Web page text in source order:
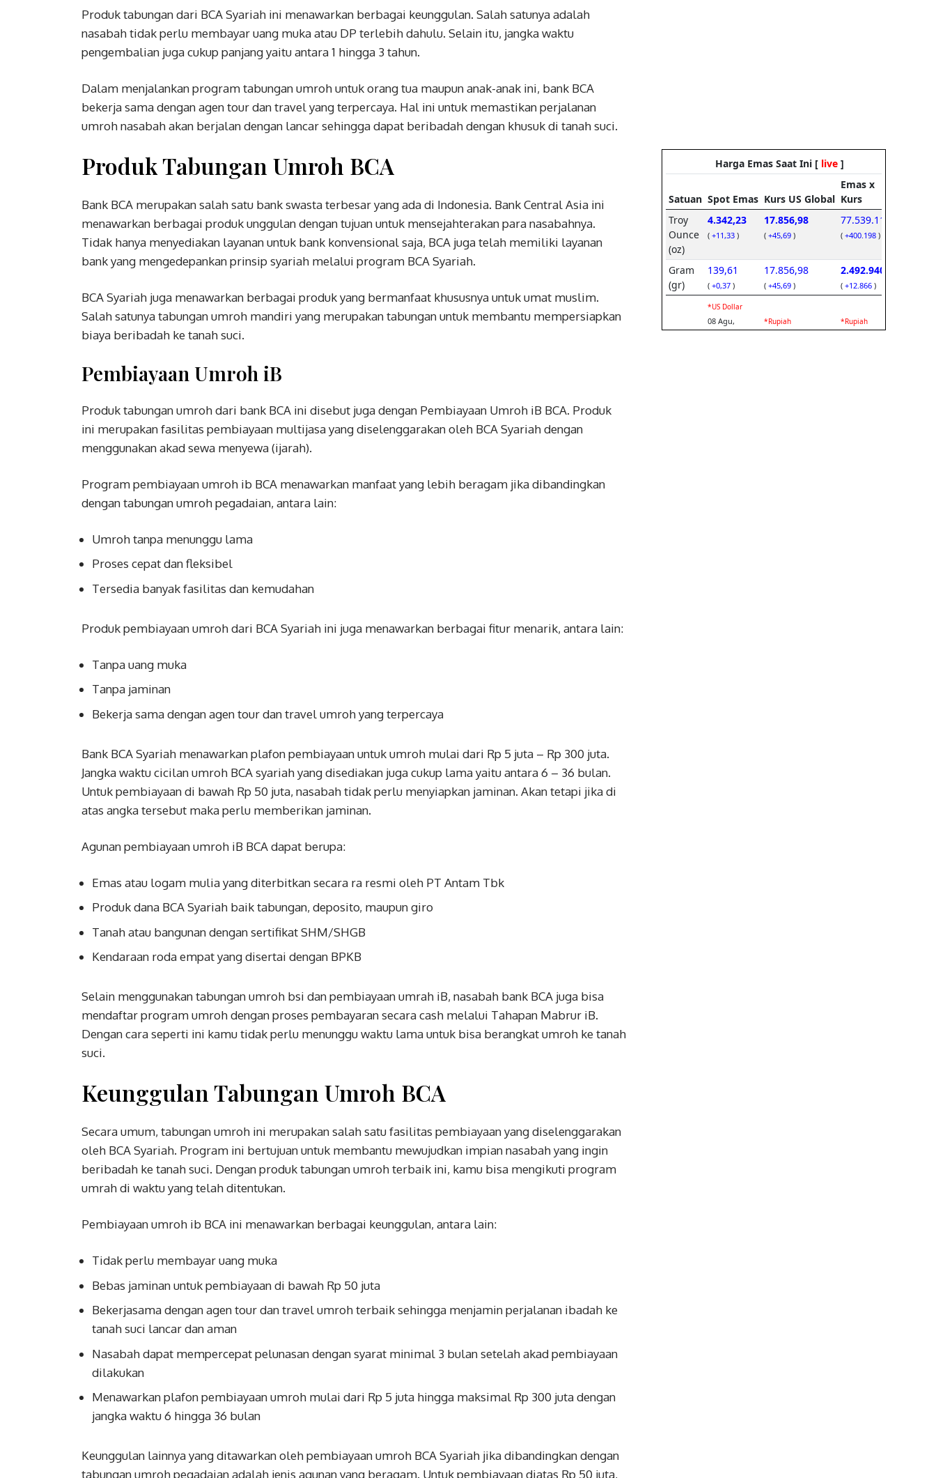
Produk tabungan dari BCA Syariah ini menawarkan berbagai keunggulan. Salah satunya adalah
nasabah tidak perlu membayar uang muka atau DP terlebih dahulu. Selain itu, jangka waktu
pengembalian juga cukup panjang yaitu antara 1 hingga 3 tahun.
Dalam menjalankan program tabungan umroh untuk orang tua maupun anak-anak ini, bank BCA
bekerja sama dengan agen tour dan travel yang terpercaya. Hal ini untuk memastikan perjalanan
umroh nasabah akan berjalan dengan lancar sehingga dapat beribadah dengan khusuk di tanah suci.
Produk Tabungan Umroh BCA
Bank BCA merupakan salah satu bank swasta terbesar yang ada di Indonesia. Bank Central Asia ini
menawarkan berbagai produk unggulan dengan tujuan untuk mensejahterakan para nasabahnya.
Tidak hanya menyediakan layanan untuk bank konvensional saja, BCA juga telah memiliki layanan
bank yang mengedepankan prinsip syariah melalui program BCA Syariah.
BCA Syariah juga menawarkan berbagai produk yang bermanfaat khususnya untuk umat muslim.
Salah satunya tabungan umroh mandiri yang merupakan tabungan untuk membantu mempersiapkan
biaya beribadah ke tanah suci.
Pembiayaan Umroh iB
Produk tabungan umroh dari bank BCA ini disebut juga dengan Pembiayaan Umroh iB BCA. Produk
ini merupakan fasilitas pembiayaan multijasa yang diselenggarakan oleh BCA Syariah dengan
menggunakan akad sewa menyewa (ijarah).
Program pembiayaan umroh ib BCA menawarkan manfaat yang lebih beragam jika dibandingkan
dengan tabungan umroh pegadaian, antara lain:
Umroh tanpa menunggu lama
Proses cepat dan fleksibel
Tersedia banyak fasilitas dan kemudahan
Produk pembiayaan umroh dari BCA Syariah ini juga menawarkan berbagai fitur menarik, antara lain:
Tanpa uang muka
Tanpa jaminan
Bekerja sama dengan agen tour dan travel umroh yang terpercaya
Bank BCA Syariah menawarkan plafon pembiayaan untuk umroh mulai dari Rp 5 juta – Rp 300 juta.
Jangka waktu cicilan umroh BCA syariah yang disediakan juga cukup lama yaitu antara 6 – 36 bulan.
Untuk pembiayaan di bawah Rp 50 juta, nasabah tidak perlu menyiapkan jaminan. Akan tetapi jika di
atas angka tersebut maka perlu memberikan jaminan.
Agunan pembiayaan umroh iB BCA dapat berupa:
Emas atau logam mulia yang diterbitkan secara ra resmi oleh PT Antam Tbk
Produk dana BCA Syariah baik tabungan, deposito, maupun giro
Tanah atau bangunan dengan sertifikat SHM/SHGB
Kendaraan roda empat yang disertai dengan BPKB
Selain menggunakan tabungan umroh bsi dan pembiayaan umrah iB, nasabah bank BCA juga bisa
mendaftar program umroh dengan proses pembayaran secara cash melalui Tahapan Mabrur iB.
Dengan cara seperti ini kamu tidak perlu menunggu waktu lama untuk bisa berangkat umroh ke tanah
suci.
Keunggulan Tabungan Umroh BCA
Secara umum, tabungan umroh ini merupakan salah satu fasilitas pembiayaan yang diselenggarakan
oleh BCA Syariah. Program ini bertujuan untuk membantu mewujudkan impian nasabah yang ingin
beribadah ke tanah suci. Dengan produk tabungan umroh terbaik ini, kamu bisa mengikuti program
umrah di waktu yang telah ditentukan.
Pembiayaan umroh ib BCA ini menawarkan berbagai keunggulan, antara lain:
Tidak perlu membayar uang muka
Bebas jaminan untuk pembiayaan di bawah Rp 50 juta
Bekerjasama dengan agen tour dan travel umroh terbaik sehingga menjamin perjalanan ibadah ke
tanah suci lancar dan aman
Nasabah dapat mempercepat pelunasan dengan syarat minimal 3 bulan setelah akad pembiayaan
dilakukan
Menawarkan plafon pembiayaan umroh mulai dari Rp 5 juta hingga maksimal Rp 300 juta dengan
jangka waktu 6 hingga 36 bulan
Keunggulan lainnya yang ditawarkan oleh pembiayaan umroh BCA Syariah jika dibandingkan dengan
tabungan umroh pegadaian adalah jenis agunan yang beragam. Untuk pembiayaan diatas Rp 50 juta,